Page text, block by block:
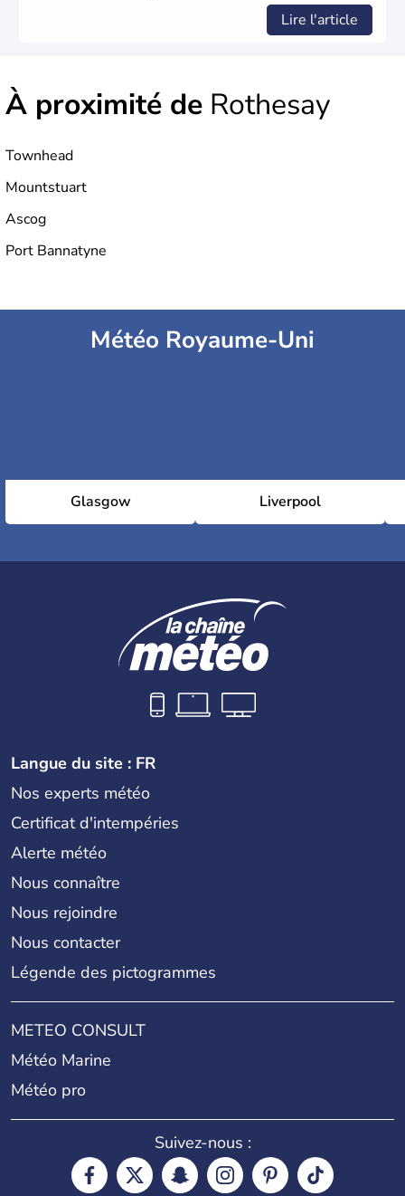
Lire l'article
À proximité de Rothesay
Townhead
Mountstuart
Ascog
Port Bannatyne
Météo Royaume-Uni
Glasgow Liverpool
Langue du site : FR
Nos experts météo
Certificat d'intempéries
Alerte météo
Nous connaître
Nous rejoindre
Nous contacter
Légende des pictogrammes
METEO CONSULT
Météo Marine
Météo pro
Suivez-nous :